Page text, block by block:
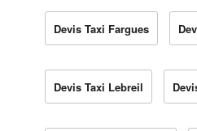
Devis Taxi Fargues
Devis Taxi Lebreil